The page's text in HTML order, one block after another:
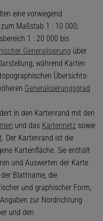
eine vorwiegend
Maßstab 1 : 10 000;
1 : 20 000 bis
Generalisierung über
während Karten
Übersichts-
Generalisierungsgrad
in den Kartenrand mit den
und das Kartennetz sowie
. Der Kartenrand ist die
Kartenfläche. Sie enthält
und Auswerten der Karte
Blattname, die
und graphischer Form,
zur Nordrichtung
und den